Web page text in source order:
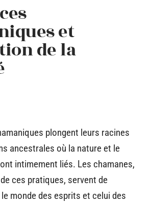
et
de la
plongent leurs racines
ancestrales où la nature et le
intimement liés. Les chamanes,
ces pratiques, servent de
monde des esprits et celui des